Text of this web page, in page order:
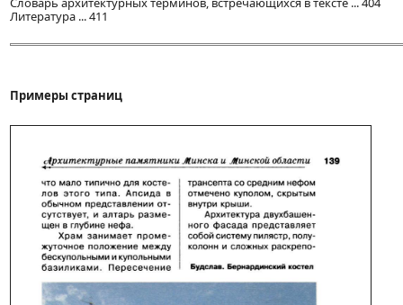
Литература ... 411
Примеры страниц